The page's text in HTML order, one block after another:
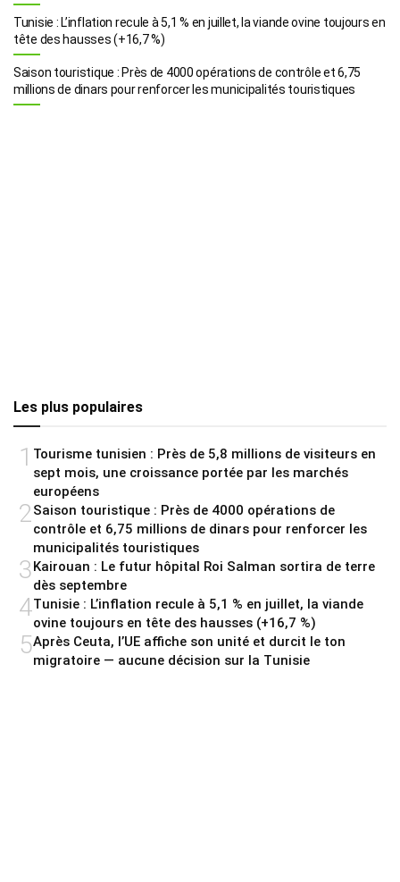
Tunisie : L’inflation recule à 5,1 % en juillet, la viande ovine toujours en
tête des hausses (+16,7 %)
Saison touristique : Près de 4000 opérations de contrôle et 6,75
millions de dinars pour renforcer les municipalités touristiques
Les plus populaires
1 Tourisme tunisien : Près de 5,8 millions de visiteurs en
sept mois, une croissance portée par les marchés
européens
2 Saison touristique : Près de 4000 opérations de
contrôle et 6,75 millions de dinars pour renforcer les
municipalités touristiques
3Kairouan : Le futur hôpital Roi Salman sortira de terre
dès septembre
4Tunisie : L’inflation recule à 5,1 % en juillet, la viande
ovine toujours en tête des hausses (+16,7 %)
5Après Ceuta, l’UE affiche son unité et durcit le ton
migratoire — aucune décision sur la Tunisie